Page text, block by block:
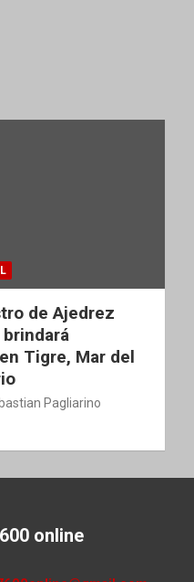
de Ajedrez
Tigre, Mar del
Pagliarino
online